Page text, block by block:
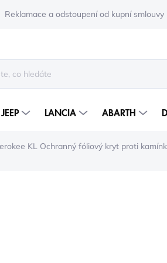
Reklamace a odstoupení od kupní smlouvy
JEEP LANCIA ABARTH
KL Ochranný fóliový kryt proti